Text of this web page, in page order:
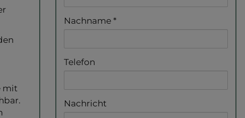
mit
Nachname
Telefon
Nachricht